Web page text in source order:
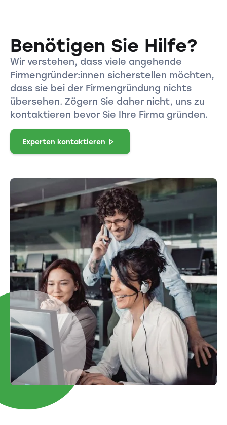
Benötigen Sie Hilfe?
Wir verstehen, dass viele angehende
Firmengründer:innen sicherstellen möchten,
dass sie bei der Firmengründung nichts
übersehen. Zögern Sie daher nicht, uns zu
kontaktieren bevor Sie Ihre Firma gründen.
Experten kontaktieren